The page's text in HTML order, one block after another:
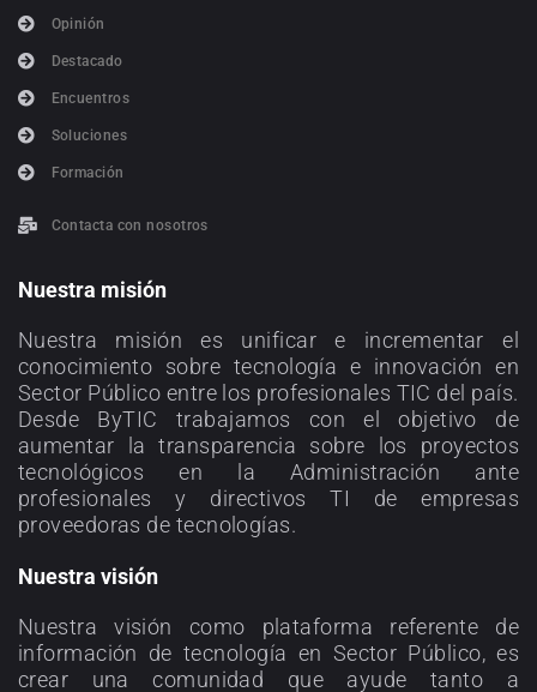
Opinión
Destacado
Encuentros
Soluciones
Formación
Contacta con nosotros
Nuestra misión
Nuestra misión es unificar e incrementar el
conocimiento sobre tecnología e innovación en
Sector Público entre los profesionales TIC del país.
Desde ByTIC trabajamos con el objetivo de
aumentar la transparencia sobre los proyectos
tecnológicos en la Administración ante
profesionales y directivos TI de empresas
proveedoras de tecnologías.
Nuestra visión
Nuestra visión como plataforma referente de
información de tecnología en Sector Público, es
crear una comunidad que ayude tanto a